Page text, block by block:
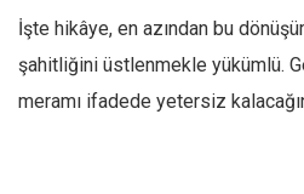
İşte hikâye, en azından bu
şahitliğini üstlenmekle yükümlü.
meramı ifadede yetersiz